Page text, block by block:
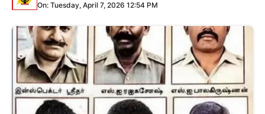
On: Tuesday, April 7, 2026 12:54 PM